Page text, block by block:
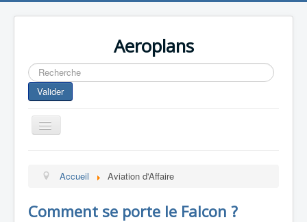
Aeroplans
Rechercher
Valider
Toggle
Navigation
Aviation Commerciale
Aviation d'Affaire
Accueil Aviation d'Affaire
Comment se porte le Falcon ?